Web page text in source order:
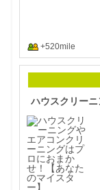
+520mile